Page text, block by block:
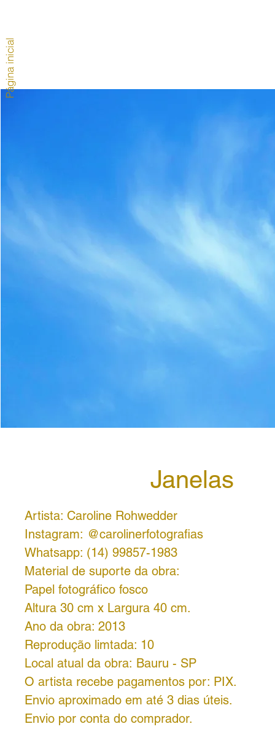
Janelas
Artista: Caroline Rohwedder
Instagram: @carolinerfotografias
Whatsapp: (14) 99857-1983
Material de suporte da obra:
Papel fotográfico fosco
Altura 30 cm x Largura 40 cm.
Ano da obra: 2013
Reprodução limtada: 10
Local atual da obra: Bauru - SP
O artista recebe pagamentos por: PIX.
Envio aproximado em até 3 dias úteis.
Envio por conta do comprador.
Página inicial